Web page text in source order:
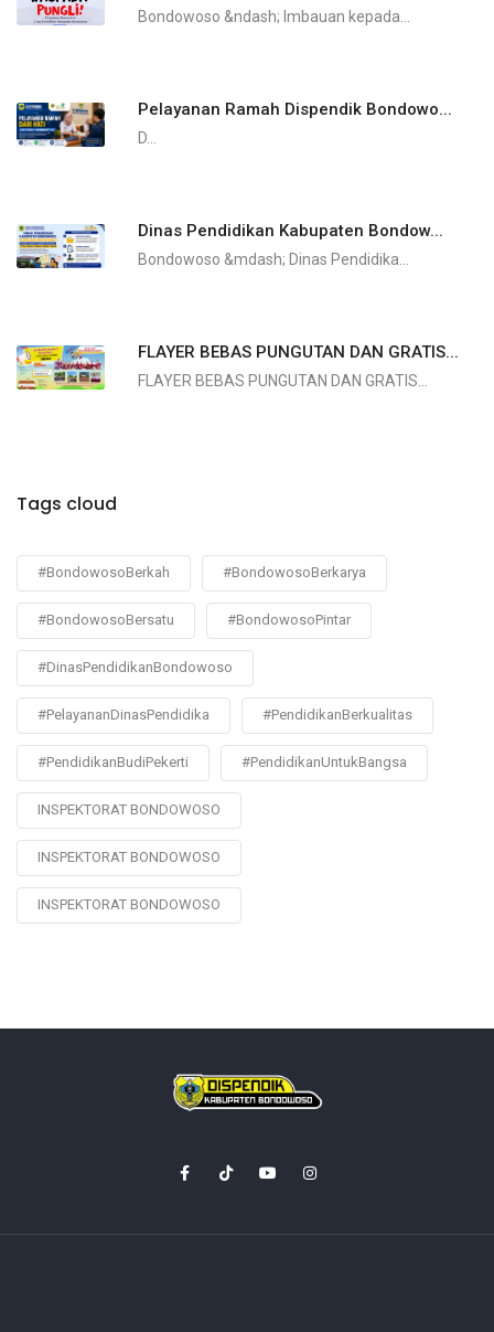
Bondowoso &ndash; Imbauan kepada...
Pelayanan Ramah Dispendik Bondowo...
D...
Dinas Pendidikan Kabupaten Bondow...
Bondowoso &mdash; Dinas Pendidika...
FLAYER BEBAS PUNGUTAN DAN GRATIS...
FLAYER BEBAS PUNGUTAN DAN GRATIS...
Tags cloud
#BondowosoBerkah #BondowosoBerkarya
#BondowosoBersatu #BondowosoPintar
#DinasPendidikanBondowoso
#PelayananDinasPendidika #PendidikanBerkualitas
#PendidikanBudiPekerti #PendidikanUntukBangsa
INSPEKTORAT BONDOWOSO
INSPEKTORAT BONDOWOSO
INSPEKTORAT BONDOWOSO